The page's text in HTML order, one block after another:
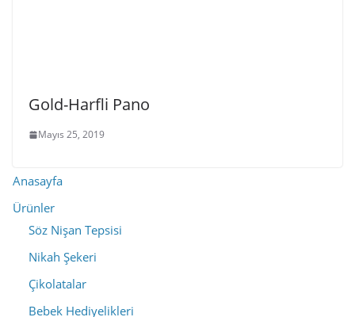
Gold-Harfli Pano
Mayıs 25, 2019
Anasayfa
Ürünler
Söz Nişan Tepsisi
Nikah Şekeri
Çikolatalar
Bebek Hediyelikleri